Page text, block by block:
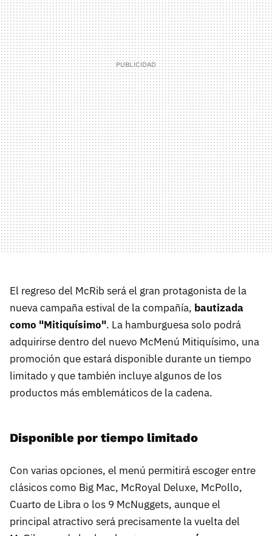
El regreso del McRib será el gran protagonista de la
nueva campaña estival de la compañía, bautizada
como "Mitiquísimo". La hamburguesa solo podrá
adquirirse dentro del nuevo McMenú Mitiquísimo, una
promoción que estará disponible durante un tiempo
limitado y que también incluye algunos de los
productos más emblemáticos de la cadena.
Disponible por tiempo limitado
Con varias opciones, el menú permitirá escoger entre
clásicos como Big Mac, McRoyal Deluxe, McPollo,
Cuarto de Libra o los 9 McNuggets, aunque el
principal atractivo será precisamente la vuelta del